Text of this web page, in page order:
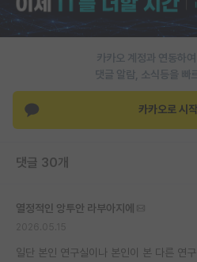
반도체/AI 게시판
장학금/장학생 게시판
학술 정보 게시판
이벤트
카카오 계정과 연동하
댓글 알람, 소식등을 빠
카카오로 시
댓글 30개
열정적인 앙투안 라부아지에
일단 본인 연구실이나 본인이 본 다른 연